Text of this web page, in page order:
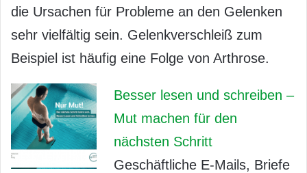
die Ursachen für Probleme an den Gelenken
sehr vielfältig sein. Gelenkverschleiß zum
Beispiel ist häufig eine Folge von Arthrose.
Besser lesen und schreiben –
Mut machen für den
nächsten Schritt
Geschäftliche E-Mails, Briefe